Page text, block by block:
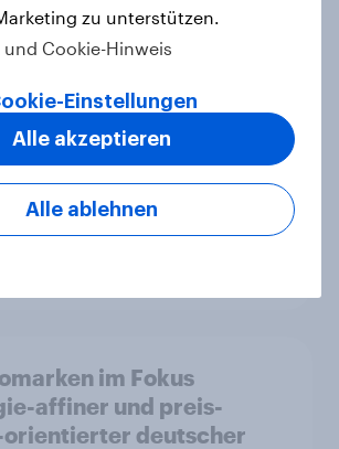
Kopf - So ticken die
von heute
genauso beliebt wie
– Consideration steigt
Haushalten
im Fokus
affiner und preis-
deutscher
zu unterstützen.
Cookie-Hinweis
Einstellungen
Alle ablehnen
Alle akzeptieren